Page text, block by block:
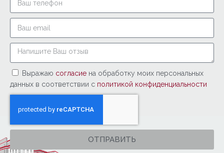
Выражаю согласие на обработку моих персональных
данных в соответствии с политикой конфиденциальности
ОТПРАВИТЬ